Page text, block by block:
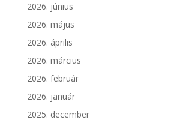
2026. június
2026. május
2026. április
2026. március
2026. február
2026. január
2025. december